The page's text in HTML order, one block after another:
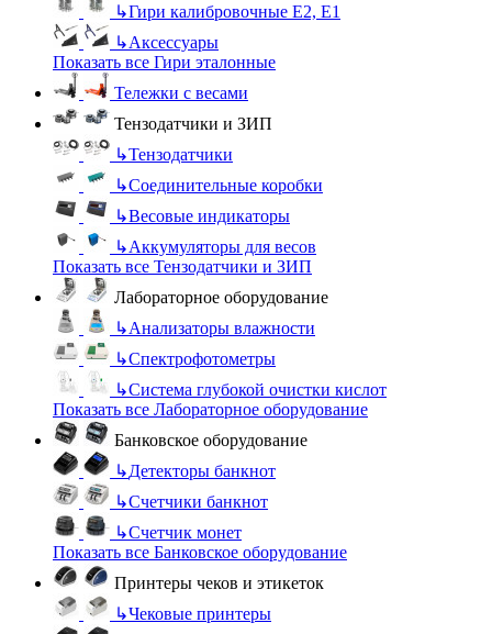
↳Гири калибровочные E2, Е1
↳Аксессуары
Показать все Гири эталонные
Тележки с весами
Тензодатчики и ЗИП
↳Тензодатчики
↳Соединительные коробки
↳Весовые индикаторы
↳Аккумуляторы для весов
Показать все Тензодатчики и ЗИП
Лабораторное оборудование
↳Анализаторы влажности
↳Спектрофотометры
↳Система глубокой очистки кислот
Показать все Лабораторное оборудование
Банковское оборудование
↳Детекторы банкнот
↳Счетчики банкнот
↳Счетчик монет
Показать все Банковское оборудование
Принтеры чеков и этикеток
↳Чековые принтеры